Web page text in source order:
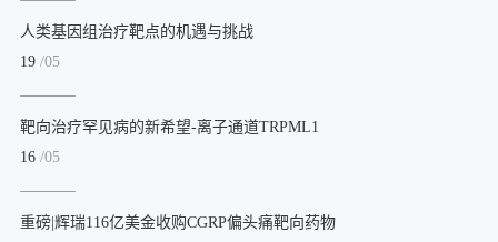
人类基因组治疗靶点的机遇与挑战
19 /05
靶向治疗罕见病的新希望-离子通道TRPML1
16 /05
重磅|辉瑞116亿美金收购CGRP偏头痛靶向药物